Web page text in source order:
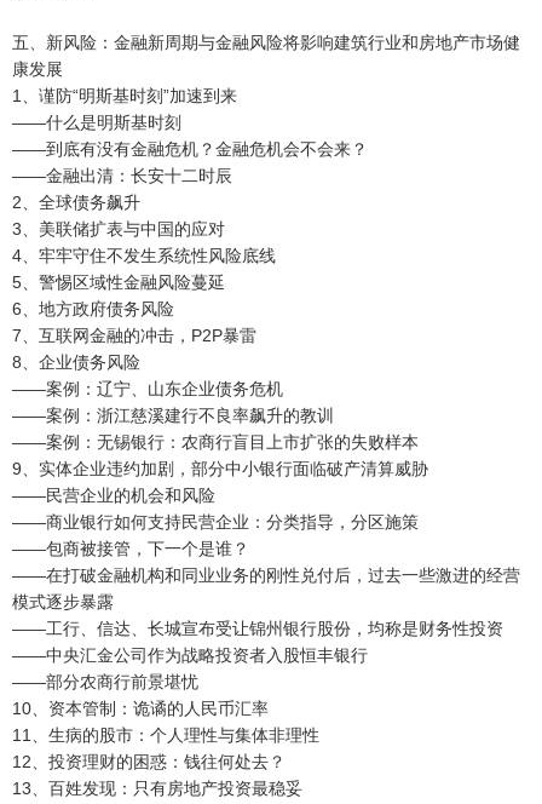
五、新风险：金融新周期与金融风险将影响建筑行业和房地产市场健
康发展
1、谨防“明斯基时刻”加速到来
——什么是明斯基时刻
——到底有没有金融危机？金融危机会不会来？
——金融出清：长安十二时辰
2、全球债务飙升
3、美联储扩表与中国的应对
4、牢牢守住不发生系统性风险底线
5、警惕区域性金融风险蔓延
6、地方政府债务风险
7、互联网金融的冲击，P2P暴雷
8、企业债务风险
——案例：辽宁、山东企业债务危机
——案例：浙江慈溪建行不良率飙升的教训
——案例：无锡银行：农商行盲目上市扩张的失败样本
9、实体企业违约加剧，部分中小银行面临破产清算威胁
——民营企业的机会和风险
——商业银行如何支持民营企业：分类指导，分区施策
——包商被接管，下一个是谁？
——在打破金融机构和同业业务的刚性兑付后，过去一些激进的经营
模式逐步暴露
——工行、信达、长城宣布受让锦州银行股份，均称是财务性投资
——中央汇金公司作为战略投资者入股恒丰银行
——部分农商行前景堪忧
10、资本管制：诡谲的人民币汇率
11、生病的股市：个人理性与集体非理性
12、投资理财的困惑：钱往何处去？
13、百姓发现：只有房地产投资最稳妥